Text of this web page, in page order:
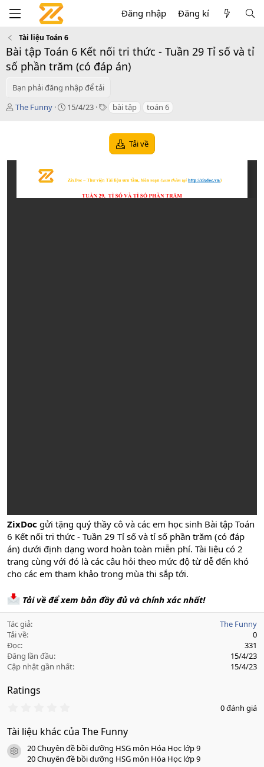
Đăng nhập Đăng kí
Tài liệu Toán 6
Bài tập Toán 6 Kết nối tri thức - Tuần 29 Tỉ số và tỉ
số phần trăm (có đáp án)
Bạn phải đăng nhập để tải
T
ả
The Funny
C
n
15/4/23
T
s
bài tập toán 6
Tải về
ZixDoc gửi tặng quý thầy cô và các em học sinh Bài tập Toán
6 Kết nối tri thức - Tuần 29 Tỉ số và tỉ số phần trăm (có đáp
án) dưới định dạng word hoàn toàn miễn phí. Tài liệu có 2
trang cùng với đó là các câu hỏi theo mức độ từ dễ đến khó
cho các em tham khảo trong mùa thi sắp tới.
Tải về để xem bản đầy đủ và chính xác nhất!
Tác giả
The Funny
Tải về
0
Đọc
331
Đăng lần đầu
15/4/23
Cập nhật gần nhất
15/4/23
Ratings
0
0
s
a
o
0 đánh giá
Tài liệu khác của The Funny
icon tài liệu
20 Chuyên đề bồi dưỡng HSG môn Hóa Học lớp 9
20 Chuyên đề bồi dưỡng HSG môn Hóa Học lớp 9